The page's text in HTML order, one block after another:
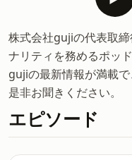
株式会社gujiの代表取
ナリティを務めるポッ
gujiの最新情報が満載
是非お聞きください。
エピソード